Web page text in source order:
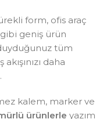
form, ofis araç
geniş ürün
tüm
daha
kalem, marker ve
ürünlerle yazım